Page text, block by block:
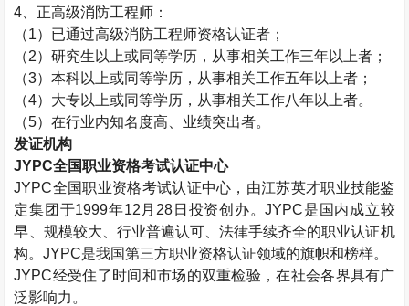
4 、正高级消防工程师：
（1）已通过高级消防工程师资格认证者；
（2）研究生以上或同等学历，从事相关工作三年以上者；
（3）本科以上或同等学历，从事相关工作五年以上者；
（4）大专以上或同等学历，从事相关工作八年以上者。
（5）在行业内知名度高、业绩突出者。
发证机构
JYPC全国职业资格考试认证中心
JYPC全国职业资格考试认证中心，由江苏英才职业技能鉴
定集团于1999年12 月 28 日投资创办。JYPC是国内成立较
早、规模较大、行业普遍认可、法律手续齐全的职业认证机
构。JYPC是我国第三方职业资格认证领域的旗帜和榜样。
JYPC经受住了时间和市场的双重检验，在社会各界具有广
泛影响力。